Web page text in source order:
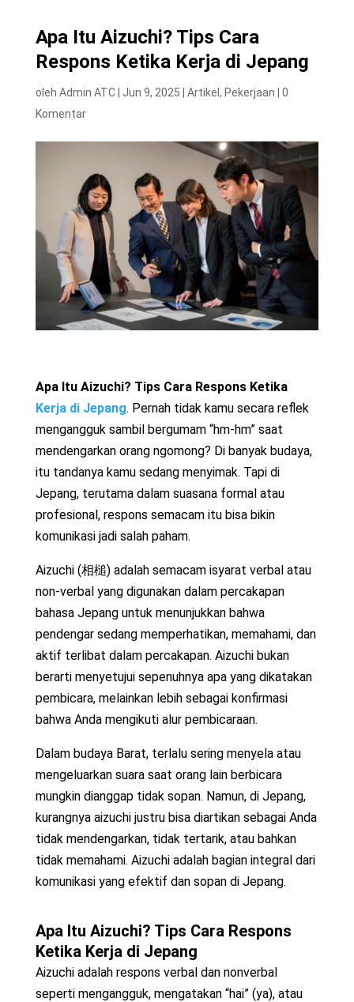
Apa Itu Aizuchi? Tips Cara
Respons Ketika Kerja di Jepang
oleh Admin ATC| Jun 9, 2025 Artikel , Pekerjaan
0
Komentar
Apa Itu Aizuchi? Tips Cara Respons Ketika
Kerja di Jepang. Pernah tidak kamu secara reflek
mengangguk sambil bergumam “hm-hm” saat
mendengarkan orang ngomong? Di banyak budaya,
itu tandanya kamu sedang menyimak. Tapi di
Jepang, terutama dalam suasana formal atau
profesional, respons semacam itu bisa bikin
komunikasi jadi salah paham.
Aizuchi (相槌) adalah semacam isyarat verbal atau
non-verbal yang digunakan dalam percakapan
bahasa Jepang untuk menunjukkan bahwa
pendengar sedang memperhatikan, memahami, dan
aktif terlibat dalam percakapan. Aizuchi bukan
berarti menyetujui sepenuhnya apa yang dikatakan
pembicara, melainkan lebih sebagai konfirmasi
bahwa Anda mengikuti alur pembicaraan.
Dalam budaya Barat, terlalu sering menyela atau
mengeluarkan suara saat orang lain berbicara
mungkin dianggap tidak sopan. Namun, di Jepang,
kurangnya aizuchi justru bisa diartikan sebagai Anda
tidak mendengarkan, tidak tertarik, atau bahkan
tidak memahami. Aizuchi adalah bagian integral dari
komunikasi yang efektif dan sopan di Jepang.
Apa Itu Aizuchi? Tips Cara Respons
Ketika Kerja di Jepang
Aizuchi adalah respons verbal dan nonverbal
seperti mengangguk, mengatakan “hai” (ya), atau